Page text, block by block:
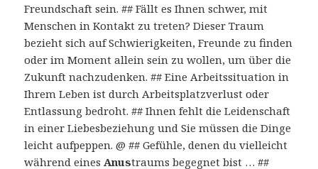
Freundschaft sein. ## Fällt es Ihnen schwer, mit
Menschen in Kontakt zu treten? Dieser Traum
bezieht sich auf Schwierigkeiten, Freunde zu finden
oder im Moment allein sein zu wollen, um über die
Zukunft nachzudenken. ## Eine Arbeitssituation in
Ihrem Leben ist durch Arbeitsplatzverlust oder
Entlassung bedroht. ## Ihnen fehlt die Leidenschaft
in einer Liebesbeziehung und Sie müssen die Dinge
leicht aufpeppen. @ ## Gefühle, denen du vielleicht
während einesAnustraums begegnet bist … ##